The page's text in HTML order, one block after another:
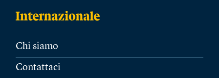
Chi siamo
Contattaci